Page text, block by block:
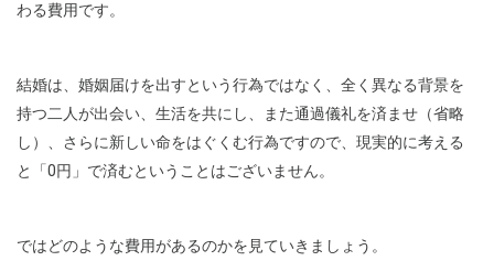
わる費用です。
結婚は、婚姻届けを出すという行為ではなく、全く異なる背景を
持つ二人が出会い、生活を共にし、また通過儀礼を済ませ（省略
し）、さらに新しい命をはぐくむ行為ですので、現実的に考える
と「0円」で済むということはございません。
ではどのような費用があるのかを見ていきましょう。